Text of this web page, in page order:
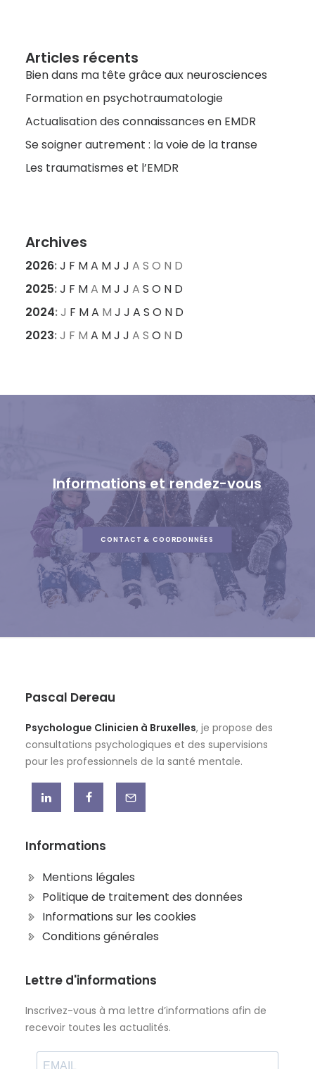
Articles récents
Bien dans ma tête grâce aux neurosciences
Formation en psychotraumatologie
Actualisation des connaissances en EMDR
Se soigner autrement : la voie de la transe
Les traumatismes et l’EMDR
Archives
2026:J F MA MJ J A S O N D
2025:J F MA MJ J A S O N D
2024:J F MA M J J A S O N D
2023:J F M A MJ J A S O N D
Informationsetrendez-vous
CONTACT & COORDONNÉES
Pascal Dereau
Psychologue Clinicien à Bruxelles, je propose des
consultations psychologiques et des supervisions
pour les professionnels de la santé mentale.
Informations
Mentions légales
Politique de traitement des données
Informations sur les cookies
Conditions générales
Lettre d'informations
Inscrivez-vous à ma lettre d’informations afin de
recevoir toutes les actualités.